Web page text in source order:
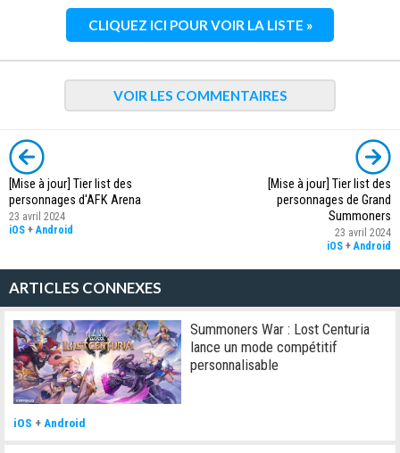
CLIQUEZ ICI POUR VOIR LA LISTE »
VOIR LES COMMENTAIRES
[Mise à jour] Tier list des
personnages d'AFK Arena
23 avril 2024
iOS +Android
[Mise à jour] Tier list des
personnages de Grand
Summoners
23 avril 2024
iOS +Android
ARTICLES CONNEXES
Summoners War : Lost Centuria
lance un mode compétitif
personnalisable
iOS + Android